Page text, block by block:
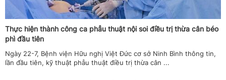
Thực hiện thành công ca phẫu thuật nội soi điều trị thừa cân béo
phì đầu tiên
Ngày 22-7, Bệnh viện Hữu nghị Việt Đức cơ sở Ninh Bình thông tin,
lần đầu tiên, kỹ thuật phẫu thuật điều trị thừa cân ...